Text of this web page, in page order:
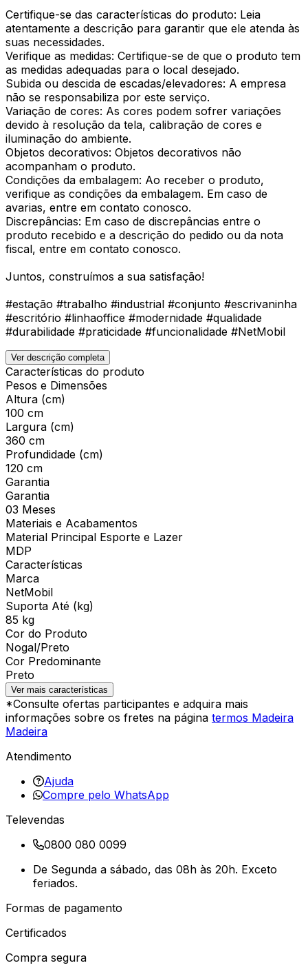
Certifique-se das características do produto: Leia
atentamente a descrição para garantir que ele atenda às
suas necessidades.
Verifique as medidas: Certifique-se de que o produto tem
as medidas adequadas para o local desejado.
Subida ou descida de escadas/elevadores: A empresa
não se responsabiliza por este serviço.
Variação de cores: As cores podem sofrer variações
devido à resolução da tela, calibração de cores e
iluminação do ambiente.
Objetos decorativos: Objetos decorativos não
acompanham o produto.
Condições da embalagem: Ao receber o produto,
verifique as condições da embalagem. Em caso de
avarias, entre em contato conosco.
Discrepâncias: Em caso de discrepâncias entre o
produto recebido e a descrição do pedido ou da nota
fiscal, entre em contato conosco.
Juntos, construímos a sua satisfação!
#estação #trabalho #industrial #conjunto #escrivaninha
#escritório #linhaoffice #modernidade #qualidade
#durabilidade #praticidade #funcionalidade #NetMobil
Ver descrição completa
Características do produto
Pesos e Dimensões
Altura (cm)
100 cm
Largura (cm)
360 cm
Profundidade (cm)
120 cm
Garantia
Garantia
03 Meses
Materiais e Acabamentos
Material Principal Esporte e Lazer
MDP
Características
Marca
NetMobil
Suporta Até (kg)
85 kg
Cor do Produto
Nogal/Preto
Cor Predominante
Preto
Ver mais características
*Consulte ofertas participantes e adquira mais
informações sobre os fretes na página termos Madeira
Madeira
Atendimento
Ajuda
Compre pelo WhatsApp
Televendas
0800 080 0099
De Segunda a sábado, das 08h às 20h. Exceto
feriados.
Formas de pagamento
Certificados
Compra segura